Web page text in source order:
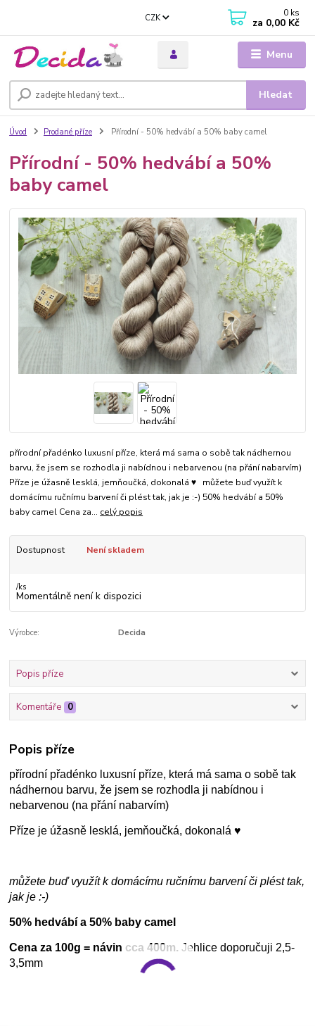
Menu
CZK
Hledat
0 ks
za 0,00 Kč
Úvod Prodané příze Přírodní - 50% hedvábí a 50% baby camel
Přírodní - 50% hedvábí a 50%
baby camel
přírodní přadénko luxusní příze, která má sama o sobě tak nádhernou
barvu, že jsem se rozhodla ji nabídnou i nebarvenou (na přání nabarvím)
Příze je úžasně lesklá, jemňoučká, dokonalá ♥ můžete buď využít k
domácímu ručnímu barvení či plést tak, jak je :-) 50% hedvábí a 50%
baby camel Cena za... celý popis
Dostupnost Není skladem
/ks
Momentálně není k dispozici
Výrobce: Decida
Popis příze
Komentáře 0
Popis příze
přírodní přadénko luxusní příze, která má sama o sobě tak
nádhernou barvu, že jsem se rozhodla ji nabídnou i
nebarvenou (na přání nabarvím)
Příze je úžasně lesklá, jemňoučká, dokonalá ♥
můžete buď využít k domácímu ručnímu barvení či plést tak,
jak je :-)
50% hedvábí a 50% baby camel
Cena za 100g = návin cca 400m. Jehlice doporučuji 2,5-
3,5mm